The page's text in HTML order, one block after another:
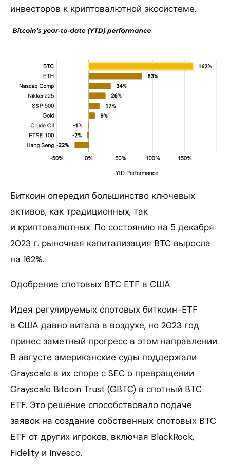
инвесторов к криптовалютной экосистеме.
Биткоин опередил большинство ключевых
активов, как традиционных, так
и криптовалютных. По состоянию на 5 декабря
2023 г. рыночная капитализация BTC выросла
на 162%.
Одобрение спотовых BTC ETF в США
Идея регулируемых спотовых биткоин-ETF
в США давно витала в воздухе, но 2023 год
принес заметный прогресс в этом направлении.
В августе американские суды поддержали
Grayscale в их споре с SEC о превращении
Grayscale Bitcoin Trust (GBTC) в спотный BTC
ETF. Это решение способствовало подаче
заявок на создание собственных спотовых BTC
ETF от других игроков, включая BlackRock,
Fidelity и Invesco.